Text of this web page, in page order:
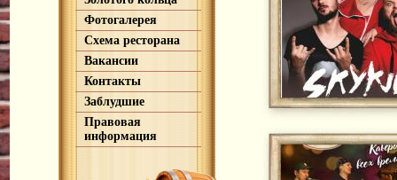
Фотогалерея
Схема ресторана
Вакансии
Контакты
Заблудшие
Правовая
информация